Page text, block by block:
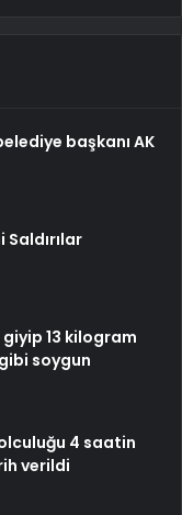
başkanı AK
Saldırılar
13 kilogram
soygun
4 saatin
verildi